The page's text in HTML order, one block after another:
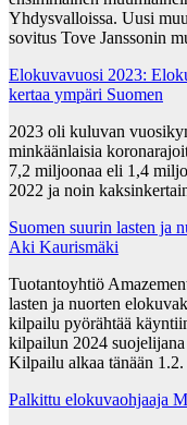
Yhdysvalloissa. Uusi
sovitus Tove Janssonin
Elokuvavuosi 2023:
kertaa ympäri Suomen
2023 oli kuluvan
minkäänlaisia
7,2 miljoonaa eli 1,4
2022 ja noin
Suomen suurin lasten ja
Aki Kaurismäki
Tuotantoyhtiö
lasten ja nuorten
kilpailu pyörähtää
kilpailun 2024
Kilpailu alkaa tänään 1.2.
Palkittu elokuvaohjaaja